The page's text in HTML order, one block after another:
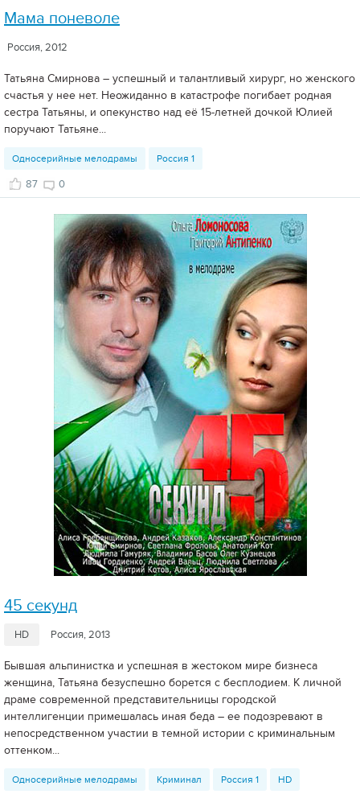
Мама поневоле
Россия, 2012
Татьяна Смирнова – успешный и талантливый хирург, но женского
счастья у нее нет. Неожиданно в катастрофе погибает родная
сестра Татьяны, и опекунство над её 15-летней дочкой Юлией
поручают Татьяне...
Односерийные мелодрамы Россия 1
87 0
45 секунд
HD Россия, 2013
Бывшая альпинистка и успешная в жестоком мире бизнеса
женщина, Татьяна безуспешно борется с бесплодием. К личной
драме современной представительницы городской
интеллигенции примешалась иная беда – ее подозревают в
непосредственном участии в темной истории с криминальным
оттенком...
Односерийные мелодрамы Криминал Россия 1 HD